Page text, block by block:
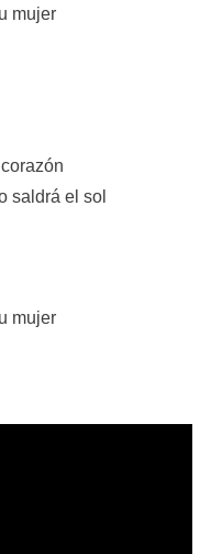
mujer
saldrá el sol
mujer